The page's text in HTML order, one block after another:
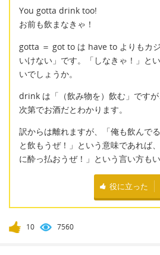
You gotta drink too!
お前も飲まなきゃ！
gotta ＝ got to は have to よりもカ
いけない」です。「しなきゃ！」と
いでしょうか。
drink は「（飲み物を）飲む」です
次第でお酒だとわかります。
訳からは離れますが、「俺も飲んで
と飲もうぜ！」という意味であれば
に酔っ払おうぜ！」という言い方も
役に立った
10 7560